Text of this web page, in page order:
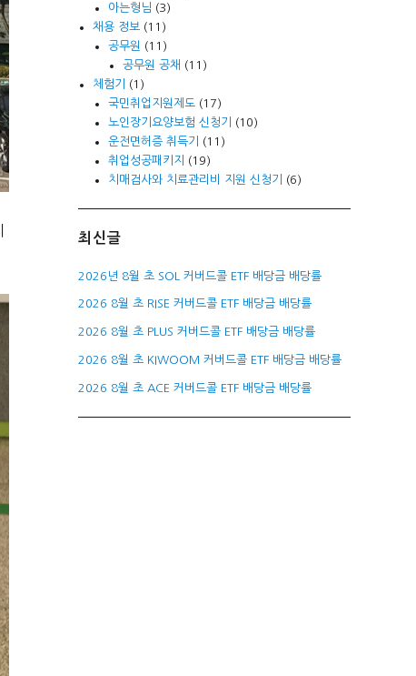
아는형님 (3)
채용 정보 (11)
공무원
(11)
공무원 공채 (11)
체험기
(1)
국민취업지원제도(17)
노인장기요양보험 신청기
(10)
운전면허증 취득기
(11)
취업성공패키지
(19)
치매검사와 치료관리비 지원 신청기
(6)
최신글
2026년 8월 초 SOL 커버드콜 ETF 배당금 배당률
2026 8월 초 RISE 커버드콜 ETF 배당금 배당률
2026 8월 초 PLUS 커버드콜 ETF 배당금 배당률
2026 8월 초 KIWOOM 커버드콜 ETF 배당금 배당률
2026 8월 초 ACE 커버드콜 ETF 배당금 배당률